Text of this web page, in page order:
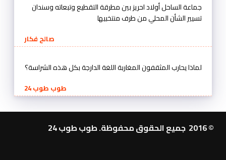
جماعة الساحل أولاد احريز بين مطرقة التقطيع وتبعاته وسندان
تسيير الشأن المحلي من طرف منتخبيها
صالح فكار
لماذا يحارب المثقفون المغاربة اللغة الدارجة بكل هذه الشراسة؟
طوب طوب 24
© 2016 جميع الحقوق محفوظة. طوب طوب 24